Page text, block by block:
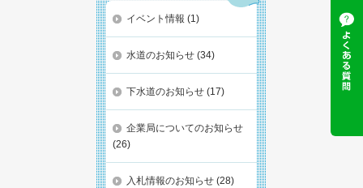
イベント情報 (1)
水道のお知らせ (34)
下水道のお知らせ (17)
企業局についてのお知らせ
(26)
入札情報のお知らせ (28)